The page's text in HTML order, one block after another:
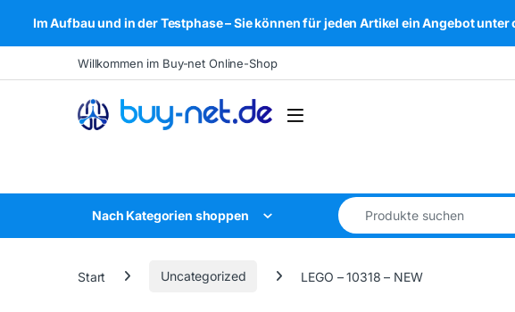
Im Aufbau und in der Testphase – Sie können für jeden Artikel ein Angebot
Skip to navigation
Skip to contentWillkommen im Buy-net Online-Shop
Open
Nach Kategorien shoppen
Search for:
Start Uncategorized LEGO – 10318 – NEW